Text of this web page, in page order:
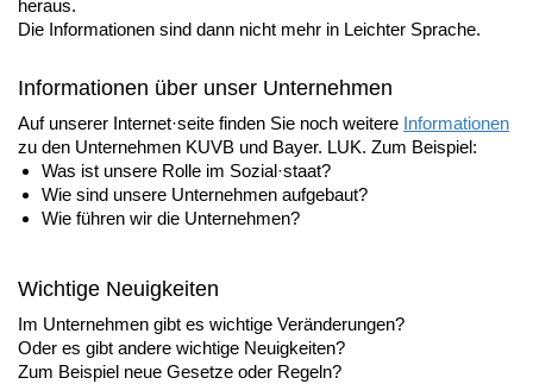
heraus.
Die Informationen sind dann nicht mehr in Leichter Sprache.
Informationen über unser Unternehmen
Auf unserer Internet·seite finden Sie noch weitere Informationen
zu den Unternehmen KUVB und Bayer. LUK. Zum Beispiel:
Was ist unsere Rolle im Sozial·staat?
Wie sind unsere Unternehmen aufgebaut?
Wie führen wir die Unternehmen?
Wichtige Neuigkeiten
Im Unternehmen gibt es wichtige Veränderungen?
Oder es gibt andere wichtige Neuigkeiten?
Zum Beispiel neue Gesetze oder Regeln?